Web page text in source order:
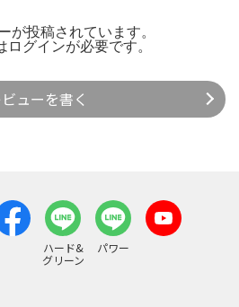
が投稿されています。
ログインが必要です。
ビューを書く
ハード&
グリーン
パワー